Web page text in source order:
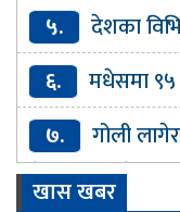
तापक्रम ?
५.
देशका
प्रभावित
६.
मधेसमा ९५
७.
गोली
मधेश सरकारले घर
खास खबर